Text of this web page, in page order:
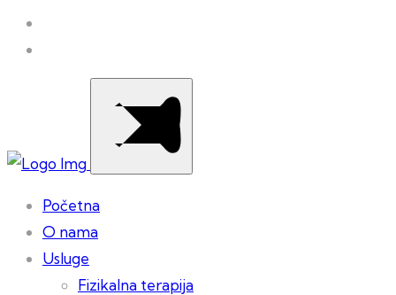
Početna
O nama
Usluge
Fizikalna terapija